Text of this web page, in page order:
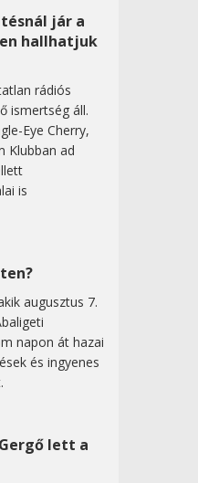
jár a
hallhatjuk
rádiós
ismertség áll.
Eye Cherry,
Klubban ad
is
augusztus 7.
napon át hazai
és ingyenes
lett a